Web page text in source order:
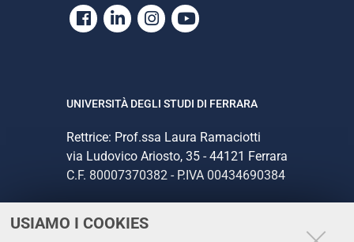
USIAMO I COOKIES
Facebook
LinkedinInstagram
Youtube
UNIVERSITÀ DEGLI STUDI DI FERRARA
Rettrice: Prof.ssa Laura Ramaciotti
via Ludovico Ariosto, 35 - 44121 Ferrara
C.F. 80007370382 - P.IVA 00434690384
CONTATTI